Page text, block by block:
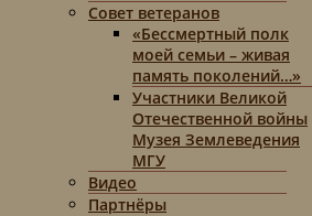
Совет ветеранов
«Бессмертный полк
моей семьи – живая
память поколений…»
Участники Великой
Отечественной войны
Музея Землеведения
МГУ
Видео
Партнёры